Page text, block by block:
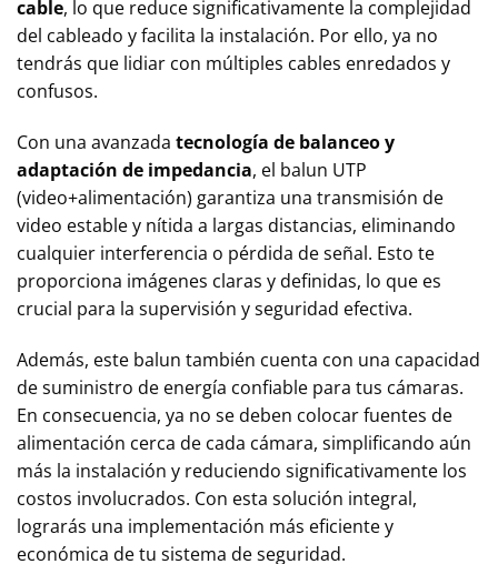
cable, lo que reduce significativamente la complejidad
del cableado y facilita la instalación. Por ello, ya no
tendrás que lidiar con múltiples cables enredados y
confusos.
Con una avanzada tecnología de balanceo y
adaptación de impedancia, el balun UTP
(video+alimentación) garantiza una transmisión de
video estable y nítida a largas distancias, eliminando
cualquier interferencia o pérdida de señal. Esto te
proporciona imágenes claras y definidas, lo que es
crucial para la supervisión y seguridad efectiva.
Además, este balun también cuenta con una capacidad
de suministro de energía confiable para tus cámaras.
En consecuencia, ya no se deben colocar fuentes de
alimentación cerca de cada cámara, simplificando aún
más la instalación y reduciendo significativamente los
costos involucrados. Con esta solución integral,
lograrás una implementación más eficiente y
económica de tu sistema de seguridad.